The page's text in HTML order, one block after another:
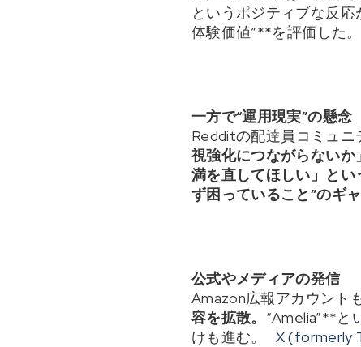
というポジティブな反
体験価値”**を評価した。
一方で“運用現実”の懸念
Redditの配達員コミュニ
視強化につながらないか」
満を直してほしい」 とい
ず困っていること”のギ
公式やメディアの発信
Amazon広報アカウント
容を拡散。 “Amelia”**と
けも進む。
X (formerly